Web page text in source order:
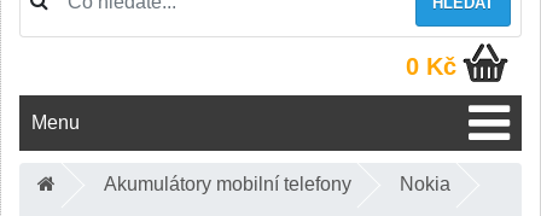
0 Kč
Menu
Akumulátory mobilní telefony Nokia